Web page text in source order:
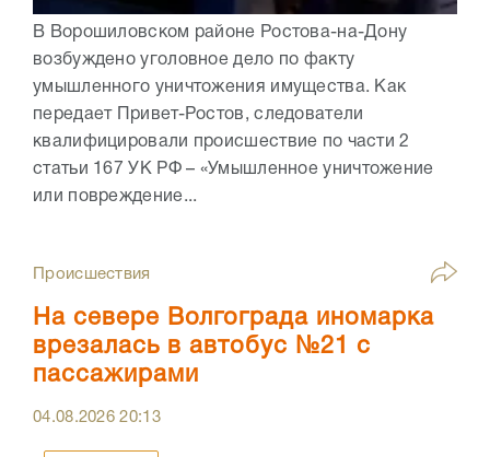
В Ворошиловском районе Ростова-на-Дону
возбуждено уголовное дело по факту
умышленного уничтожения имущества. Как
передает Привет-Ростов, следователи
квалифицировали происшествие по части 2
статьи 167 УК РФ – «Умышленное уничтожение
или повреждение...
Происшествия
На севере Волгограда иномарка
врезалась в автобус №21 с
пассажирами
04.08.202620:13